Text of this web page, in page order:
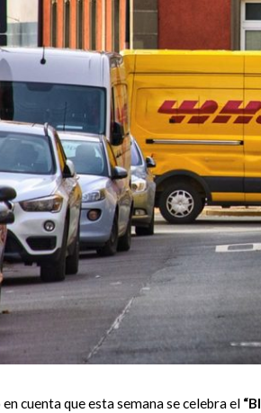
cuenta que esta semana se celebra el